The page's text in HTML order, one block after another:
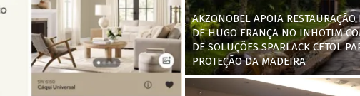
AKZONOBEL APOIA RESTAURAÇÃO
DE HUGO FRANÇA NO INHOTIM
DE SOLUÇÕES SPARLACK CETOL
PROTEÇÃO DA MADEIRA